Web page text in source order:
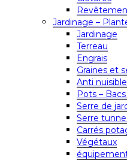
Jardinage –
Jardinage
Terreau
Engrais
Graines et
Anti nuisible
Pots –
Serre de
Serre tunnel
Carrés
Végétaux